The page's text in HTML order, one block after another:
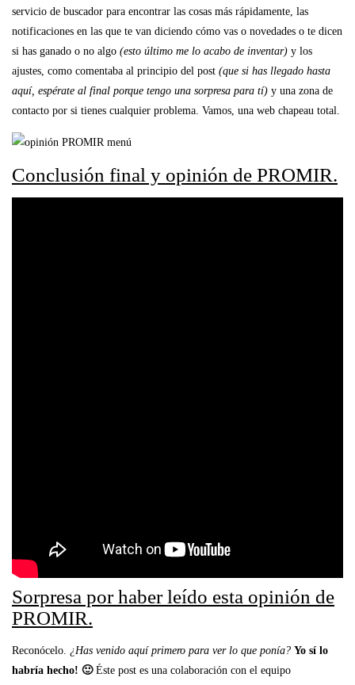
servicio de buscador para encontrar las cosas más rápidamente, las
notificaciones en las que te van diciendo cómo vas o novedades o te dicen
si has ganado o no algo (esto último me lo acabo de inventar) y los
ajustes, como comentaba al principio del post (que si has llegado hasta
aquí, espérate al final porque tengo una sorpresa para tí) y una zona de
contacto por si tienes cualquier problema. Vamos, una web chapeau total.
Conclusión final y opinión de PROMIR.
Sorpresa por haber leído esta opinión de
PROMIR.
Reconócelo. ¿Has venido aquí primero para ver lo que ponía? Yo sí lo
habría hecho! 🙂 Éste post es una colaboración con el equipo